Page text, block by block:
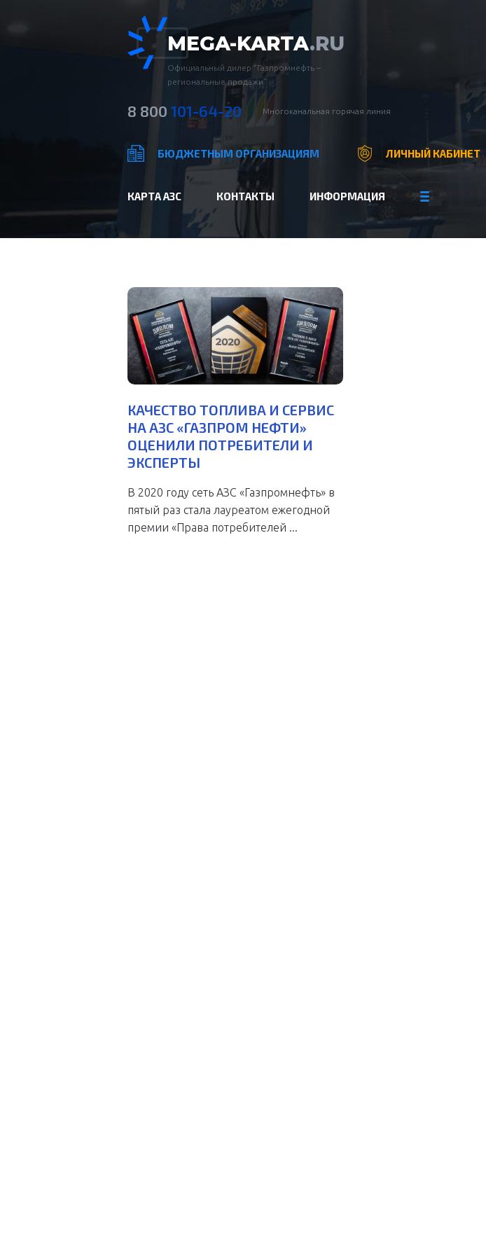
MEGA-KARTA.RU
Официальный дилер “Газпромнефть –
региональные продажи”
8 800 101-64-20 Многоканальная горячая линия
БЮДЖЕТНЫМ ОРГАНИЗАЦИЯМ ЛИЧНЫЙ КАБИНЕТ
КАРТА АЗС КОНТАКТЫ ИНФОРМАЦИЯ
КАЧЕСТВО ТОПЛИВА И СЕРВИС
НА АЗС «ГАЗПРОМ НЕФТИ»
ОЦЕНИЛИ ПОТРЕБИТЕЛИ И
ЭКСПЕРТЫ
В 2020 году сеть АЗС «Газпромнефть» в
пятый раз стала лауреатом ежегодной
премии «Права потребителей ...